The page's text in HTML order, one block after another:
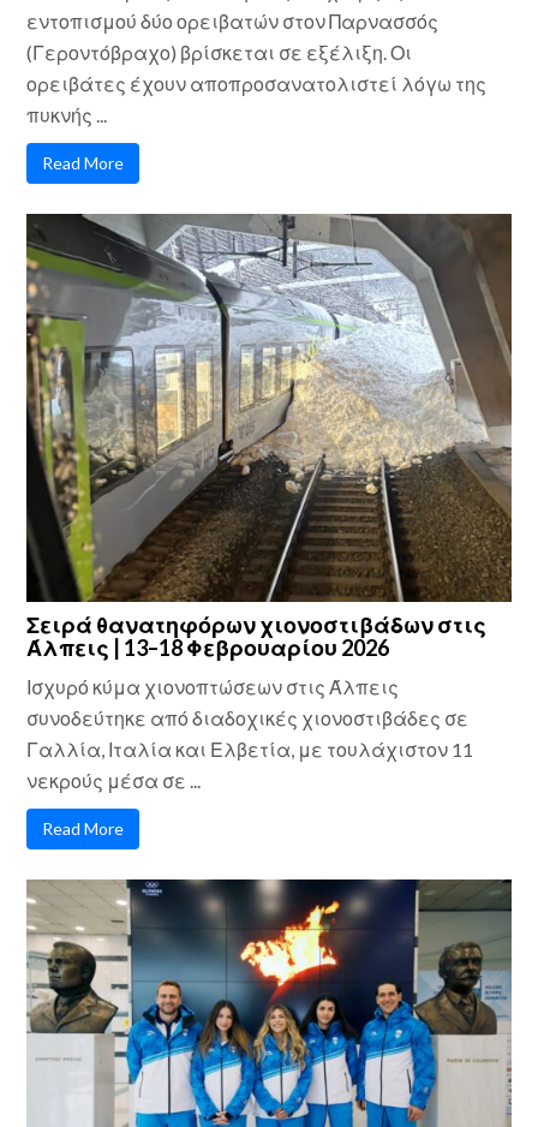
εντοπισμού δύο ορειβατών στον Παρνασσός
(Γεροντόβραχο) βρίσκεται σε εξέλιξη. Οι
ορειβάτες έχουν αποπροσανατολιστεί λόγω της
πυκνής ...
Read More
Σειρά θανατηφόρων χιονοστιβάδων στις
Άλπεις | 13–18 Φεβρουαρίου 2026
Ισχυρό κύμα χιονοπτώσεων στις Άλπεις
συνοδεύτηκε από διαδοχικές χιονοστιβάδες σε
Γαλλία, Ιταλία και Ελβετία, με τουλάχιστον 11
νεκρούς μέσα σε ...
Read More